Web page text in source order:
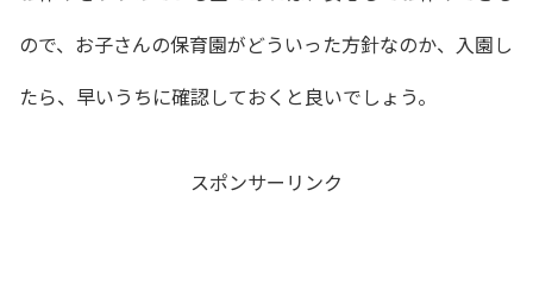
ので、お子さんの保育園がどういった方針なのか、入園し
たら、早いうちに確認しておくと良いでしょう。
スポンサーリンク